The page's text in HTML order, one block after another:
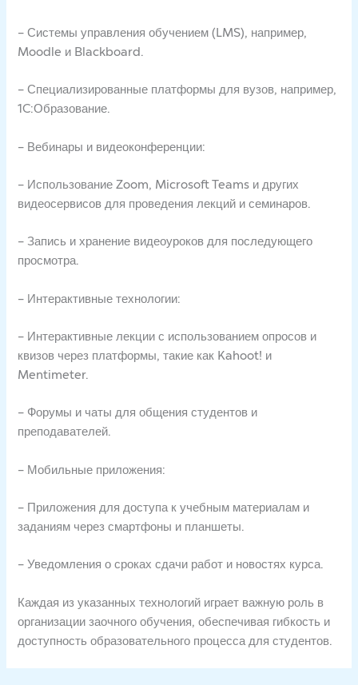
– Системы управления обучением (LMS), например,
Moodle и Blackboard.
– Специализированные платформы для вузов, например,
1C:Образование.
– Вебинары и видеоконференции:
– Использование Zoom, Microsoft Teams и других
видеосервисов для проведения лекций и семинаров.
– Запись и хранение видеоуроков для последующего
просмотра.
– Интерактивные технологии:
– Интерактивные лекции с использованием опросов и
квизов через платформы, такие как Kahoot! и
Mentimeter.
– Форумы и чаты для общения студентов и
преподавателей.
– Мобильные приложения:
– Приложения для доступа к учебным материалам и
заданиям через смартфоны и планшеты.
– Уведомления о сроках сдачи работ и новостях курса.
Каждая из указанных технологий играет важную роль в
организации заочного обучения, обеспечивая гибкость и
доступность образовательного процесса для студентов.